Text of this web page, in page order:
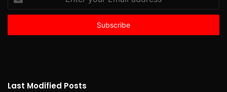
your
Email
Last Modified Posts